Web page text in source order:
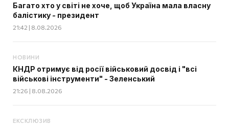
Багато хто у світі не хоче, щоб Україна мала власну
балістику - президент
21:42 | 8.08.2026
НОВИНИ
КНДР отримує від росії військовий досвід і "всі
військові інструменти" - Зеленський
21:26 | 8.08.2026
ЕКСКЛЮЗИВ